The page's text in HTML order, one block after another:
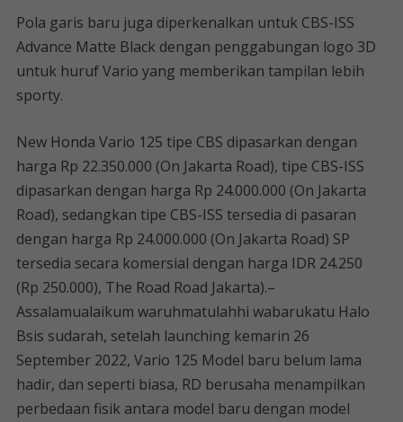
Pola garis baru juga diperkenalkan untuk CBS-ISS
Advance Matte Black dengan penggabungan logo 3D
untuk huruf Vario yang memberikan tampilan lebih
sporty.
New Honda Vario 125 tipe CBS dipasarkan dengan
harga Rp 22.350.000 (On Jakarta Road), tipe CBS-ISS
dipasarkan dengan harga Rp 24.000.000 (On Jakarta
Road), sedangkan tipe CBS-ISS tersedia di pasaran
dengan harga Rp 24.000.000 (On Jakarta Road) SP
tersedia secara komersial dengan harga IDR 24.250
(Rp 250.000), The Road Road Jakarta).–
Assalamualaikum waruhmatulahhi wabarukatu Halo
Bsis sudarah, setelah launching kemarin 26
September 2022, Vario 125 Model baru belum lama
hadir, dan seperti biasa, RD berusaha menampilkan
perbedaan fisik antara model baru dengan model